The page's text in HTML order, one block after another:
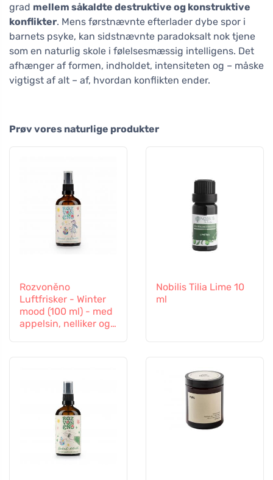
grad mellem såkaldte destruktive og konstruktive
konflikter. Mens førstnævnte efterlader dybe spor i
barnets psyke, kan sidstnævnte paradoksalt nok tjene
som en naturlig skole i følelsesmæssig intelligens. Det
afhænger af formen, indholdet, intensiteten og – måske
vigtigst af alt – af, hvordan konflikten ender.
Prøv vores naturlige produkter
Rozvoněno
Luftfrisker - Winter
mood (100 ml) - med
appelsin, nelliker og
Nobilis Tilia Lime 10
ml